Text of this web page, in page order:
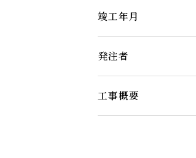
竣工年月
発注者
工事概要